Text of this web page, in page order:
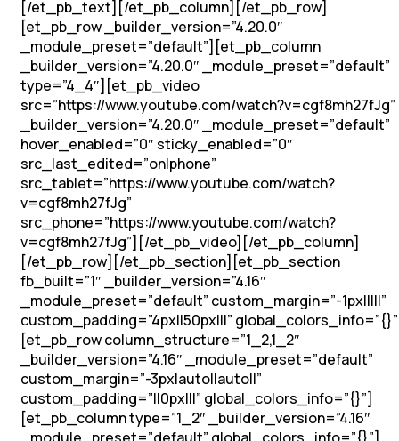
[/et_pb_text][/et_pb_column][/et_pb_row]
[et_pb_row _builder_version=”4.20.0″
_module_preset=”default”][et_pb_column
_builder_version=”4.20.0″ _module_preset=”default”
type=”4_4″][et_pb_video
src=”https://www.youtube.com/watch?v=cgf8mh27fJg”
_builder_version=”4.20.0″ _module_preset=”default”
hover_enabled=”0″ sticky_enabled=”0″
src_last_edited=”on|phone”
src_tablet=”https://www.youtube.com/watch?
v=cgf8mh27fJg”
src_phone=”https://www.youtube.com/watch?
v=cgf8mh27fJg”][/et_pb_video][/et_pb_column]
[/et_pb_row][/et_pb_section][et_pb_section
fb_built=”1″ _builder_version=”4.16″
_module_preset=”default” custom_margin=”-1px|||||”
custom_padding=”4px||50px|||”
[et_pb_row column_structure=”1_2,1_2″
_builder_version=”4.16″ _module_preset=”default”
custom_margin=”-3px|auto||auto||”
custom_padding=”||0px|||” global_colors_info=”{}”]
[et_pb_column type=”1_2″ _builder_version=”4.16″